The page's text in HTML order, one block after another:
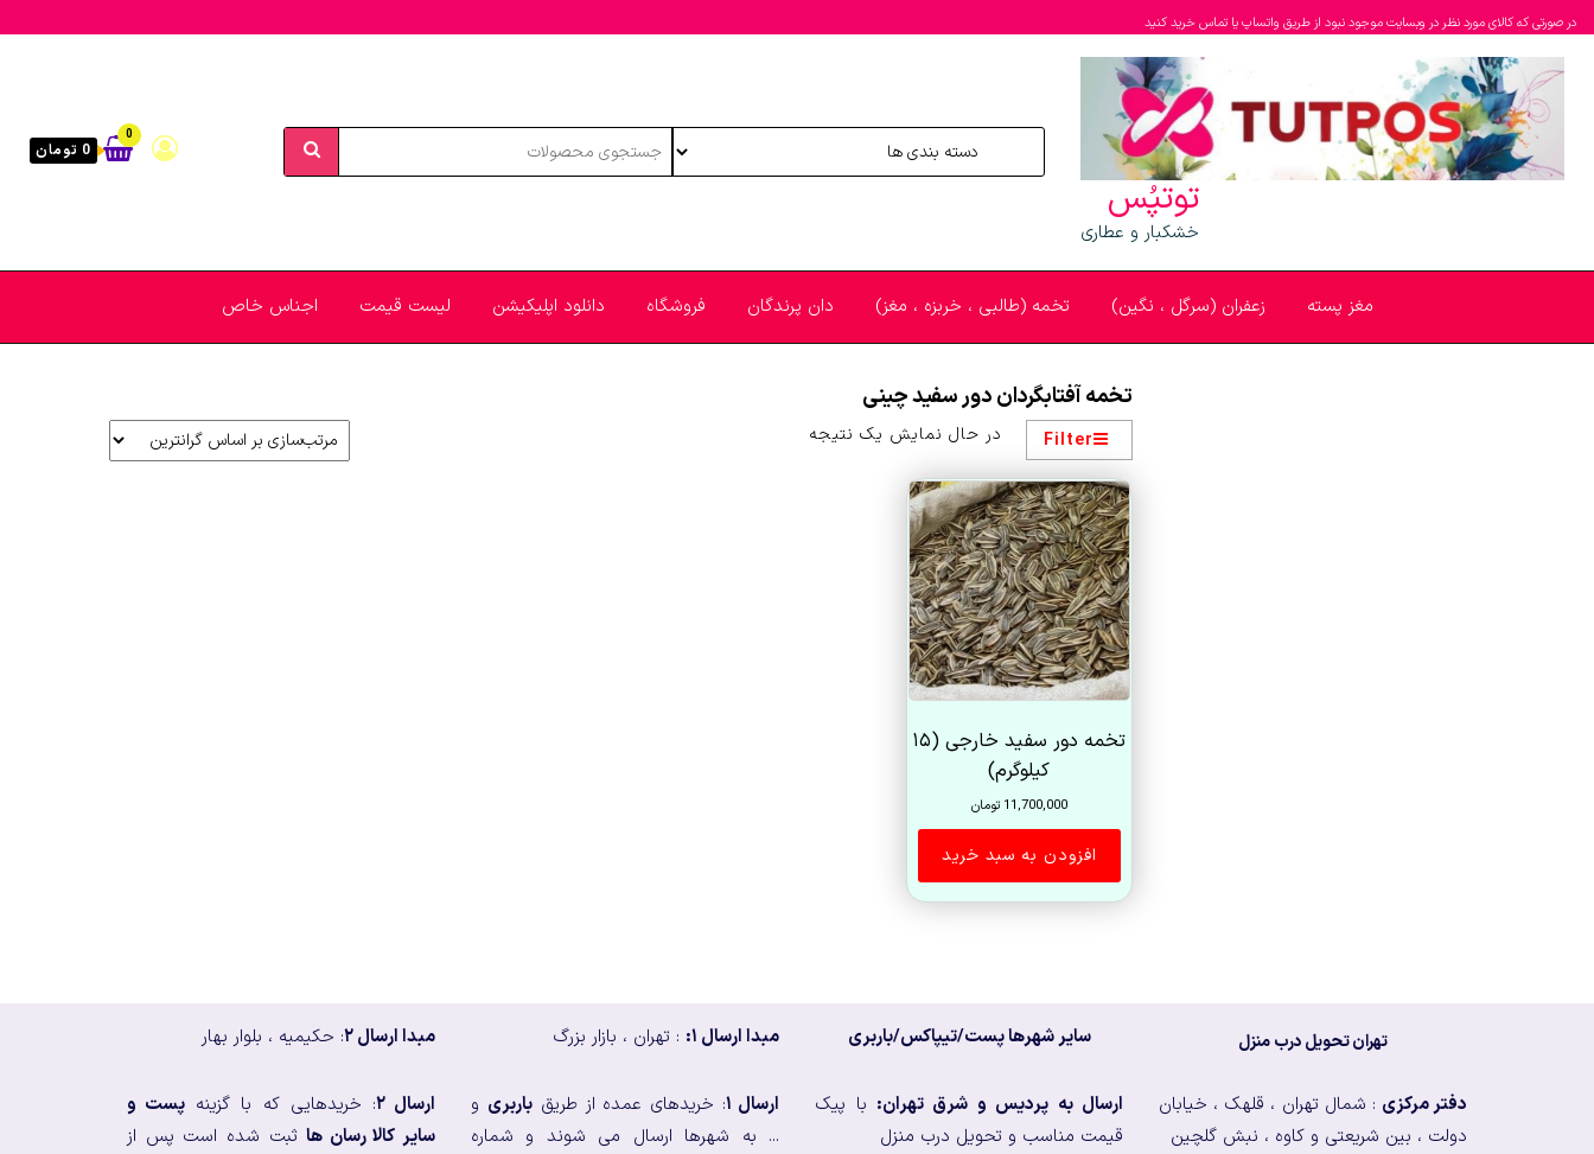
در صورتی که کالای مورد نظر در وبسایت موجود نبود از طریق واتساپ یا تماس خرید کنید
توتپُس
خشکبار و عطاری
0
0 تومان
مغز پسته زعفران (سرگل ، نگین) تخمه (طالبی ، خربزه ، مغز) دان پرندگان فروشگاه دانلود اپلیکیشن لیست قیمت اجناس خاص
تخمه آفتابگردان دور سفید چینی
Filter در حال نمایش یک نتیجه
تخمه دور سفید خارجی (۱۵
کیلوگرم)
11,700,000 تومان
افزودن به سبد خرید
تهران تحویل درب منزل سایر شهرها پست/تیپاکس/باربری مبدا ارسال ۱: : تهران ، بازار بزرگ مبدا ارسال ۲ : حکیمیه ، بلوار بهار
دفتر مرکزی : شمال تهران ، قلهک ، خیابان
دولت ، بین شریعتی و کاوه ، نبش گلچین
ارسال به پردیس و شرق تهران: با پیک
قیمت مناسب و تحویل درب منزل
ارسال ۱ : خریدهای عمده از طریقباربری و
... به شهرها ارسال می شوند و شماره
ارسال ۲ : خریدهایی که با گزینه پست و
سایر کالا رسان هاثبت شده است پس از